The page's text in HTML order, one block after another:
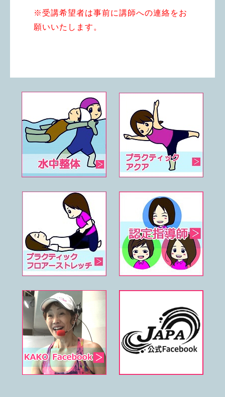
※受講希望者は事前に講師への連絡をお
願いいたします。